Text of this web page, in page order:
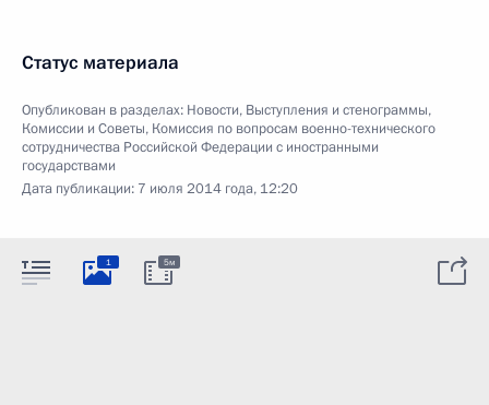
Статус материала
Опубликован в разделах: Новости, Выступления и стенограммы,
Комиссии и Советы, Комиссия по вопросам военно-технического
сотрудничества Российской Федерации с иностранными
государствами
Дата публикации: 7 июля 2014 года, 12:20
1 5м